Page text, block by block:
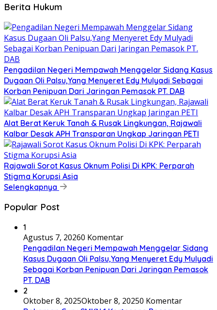
Berita Hukum
Pengadilan Negeri Mempawah Menggelar Sidang Kasus
Dugaan Oli Palsu,Yang Menyeret Edy Mulyadi Sebagai
Korban Penipuan Dari Jaringan Pemasok PT. DAB
Alat Berat Keruk Tanah & Rusak Lingkungan, Rajawali
Kalbar Desak APH Transparan Ungkap Jaringan PETI
Rajawali Sorot Kasus Oknum Polisi Di KPK: Perparah
Stigma Korupsi Asia
Selengkapnya
Popular Post
1
Agustus 7, 20260 Komentar
Pengadilan Negeri Mempawah Menggelar Sidang
Kasus Dugaan Oli Palsu,Yang Menyeret Edy Mulyadi
Sebagai Korban Penipuan Dari Jaringan Pemasok
PT. DAB
2
Oktober 8, 2025Oktober 8, 20250 Komentar